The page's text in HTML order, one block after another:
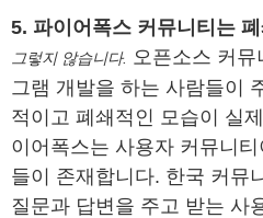
5. 파이어폭스 커뮤니티는
그렇지 않습니다. 오픈소스 커
그램 개발을 하는 사람들이
적이고 폐쇄적인 모습이 실
이어폭스는 사용자 커뮤니
들이 존재합니다. 한국 커뮤
질문과 답변을 주고 받는 사